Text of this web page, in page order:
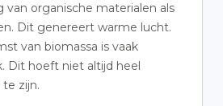
van organische materialen als
Dit genereert warme lucht.
van biomassa is vaak
Dit hoeft niet altijd heel
zijn.